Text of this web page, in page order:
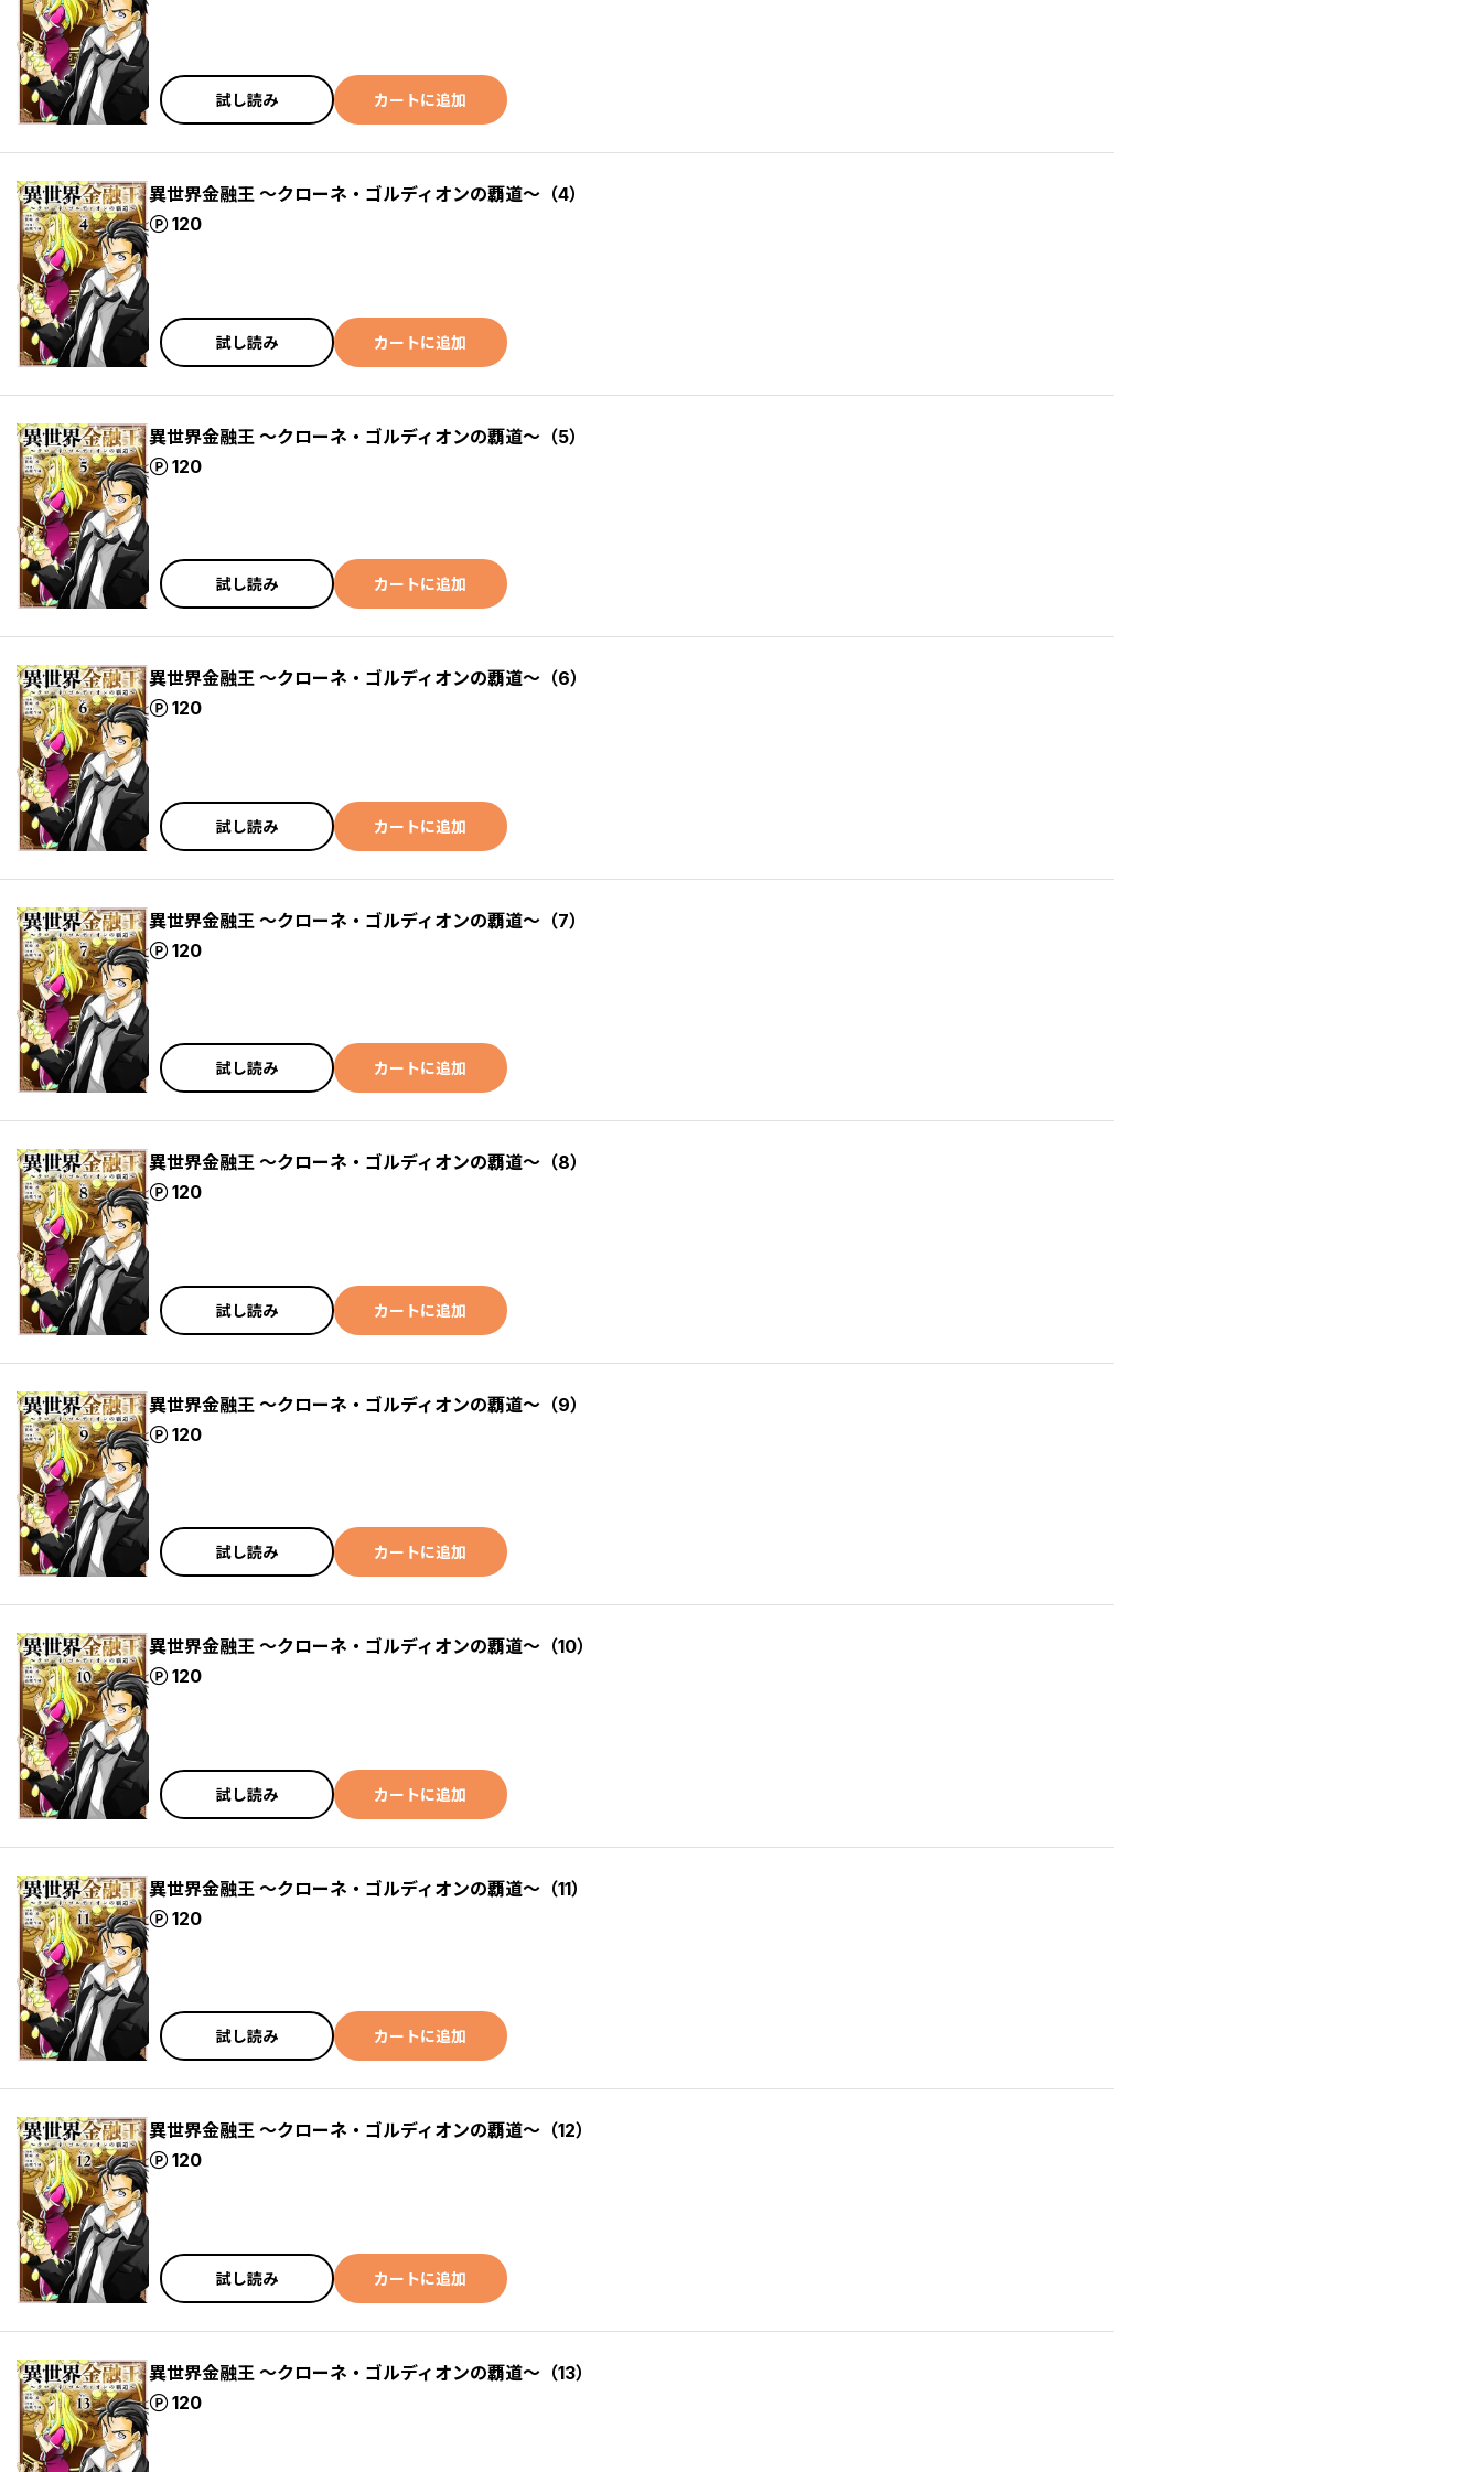
試し読み カートに追加
異世界金融王 ～クローネ・ゴルディオンの覇道～（4）
120
ポイント
試し読み カートに追加
異世界金融王 ～クローネ・ゴルディオンの覇道～（5）
120
ポイント
試し読み カートに追加
異世界金融王 ～クローネ・ゴルディオンの覇道～（6）
120
ポイント
試し読み カートに追加
異世界金融王 ～クローネ・ゴルディオンの覇道～（7）
120
ポイント
試し読み カートに追加
異世界金融王 ～クローネ・ゴルディオンの覇道～（8）
120
ポイント
試し読み カートに追加
異世界金融王 ～クローネ・ゴルディオンの覇道～（9）
120
ポイント
試し読み カートに追加
異世界金融王 ～クローネ・ゴルディオンの覇道～（10）
120
ポイント
試し読み カートに追加
異世界金融王 ～クローネ・ゴルディオンの覇道～（11）
120
ポイント
試し読み カートに追加
異世界金融王 ～クローネ・ゴルディオンの覇道～（12）
120
ポイント
試し読み カートに追加
異世界金融王 ～クローネ・ゴルディオンの覇道～（13）
120
ポイント